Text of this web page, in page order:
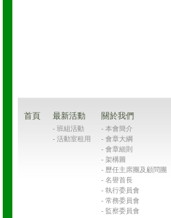
首頁 最新活動
- 班組活動
- 活動室租用
關於我們
- 本會簡介
- 會章大綱
- 會章細則
- 架構圖
- 歷任主席團及顧問團
- 名譽首長
- 執行委員會
- 常務委員會
- 監察委員會